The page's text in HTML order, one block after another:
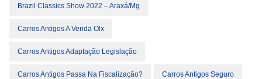
Brazil Classics Show 2022 – Araxá/Mg
Carros Antigos A Venda Olx
Carros Antigos Adaptação Legislação
Carros Antigos Passa Na Fiscalização? Carros Antigos Seguro